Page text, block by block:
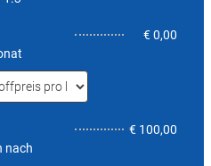
€ 0,00
nach
€ 100,00